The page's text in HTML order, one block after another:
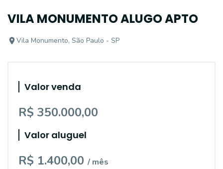
VILA MONUMENTO ALUGO APTO
Vila Monumento, São Paulo - SP
Valor venda
R$ 350.000,00
Valor aluguel
R$ 1.400,00 / mês